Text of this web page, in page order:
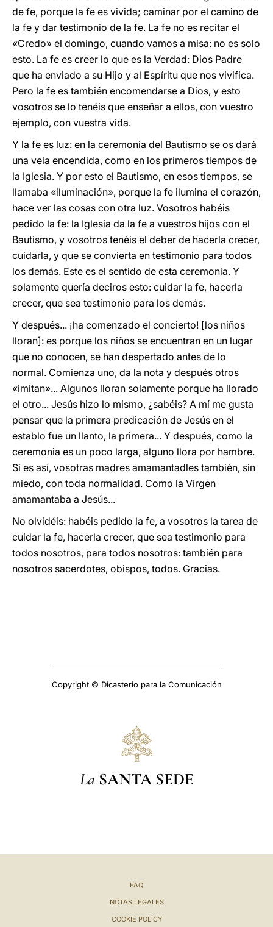
de fe, porque la fe es vivida; caminar por el camino de
la fe y dar testimonio de la fe. La fe no es recitar el
«Credo» el domingo, cuando vamos a misa: no es solo
esto. La fe es creer lo que es la Verdad: Dios Padre
que ha enviado a su Hijo y al Espíritu que nos vivifica.
Pero la fe es también encomendarse a Dios, y esto
vosotros se lo tenéis que enseñar a ellos, con vuestro
ejemplo, con vuestra vida.
Y la fe es luz: en la ceremonia del Bautismo se os dará
una vela encendida, como en los primeros tiempos de
la Iglesia. Y por esto el Bautismo, en esos tiempos, se
llamaba «iluminación», porque la fe ilumina el corazón,
hace ver las cosas con otra luz. Vosotros habéis
pedido la fe: la Iglesia da la fe a vuestros hijos con el
Bautismo, y vosotros tenéis el deber de hacerla crecer,
cuidarla, y que se convierta en testimonio para todos
los demás. Este es el sentido de esta ceremonia. Y
solamente quería deciros esto: cuidar la fe, hacerla
crecer, que sea testimonio para los demás.
Y después... ¡ha comenzado el concierto! [los niños
lloran]: es porque los niños se encuentran en un lugar
que no conocen, se han despertado antes de lo
normal. Comienza uno, da la nota y después otros
«imitan»... Algunos lloran solamente porque ha llorado
el otro... Jesús hizo lo mismo, ¿sabéis? A mí me gusta
pensar que la primera predicación de Jesús en el
establo fue un llanto, la primera... Y después, como la
ceremonia es un poco larga, alguno llora por hambre.
Si es así, vosotras madres amamantadles también, sin
miedo, con toda normalidad. Como la Virgen
amamantaba a Jesús...
No olvidéis: habéis pedido la fe, a vosotros la tarea de
cuidar la fe, hacerla crecer, que sea testimonio para
todos nosotros, para todos nosotros: también para
nosotros sacerdotes, obispos, todos. Gracias.
Copyright © Dicasterio para la Comunicación
La SANTA SEDE
FAQ
NOTAS LEGALES
COOKIE POLICY